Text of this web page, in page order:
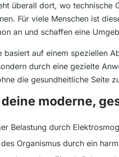
überall dort, wo technische
Für viele Menschen ist
an und schaffen eine
basiert auf einem speziellen
durch eine gezielte
die gesundheitliche Seite
moderne,
Belastung durch
Organismus durch ein